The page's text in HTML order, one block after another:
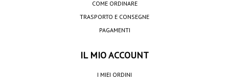
COME ORDINARE
TRASPORTO E CONSEGNE
PAGAMENTI
IL MIO ACCOUNT
I MIEI ORDINI